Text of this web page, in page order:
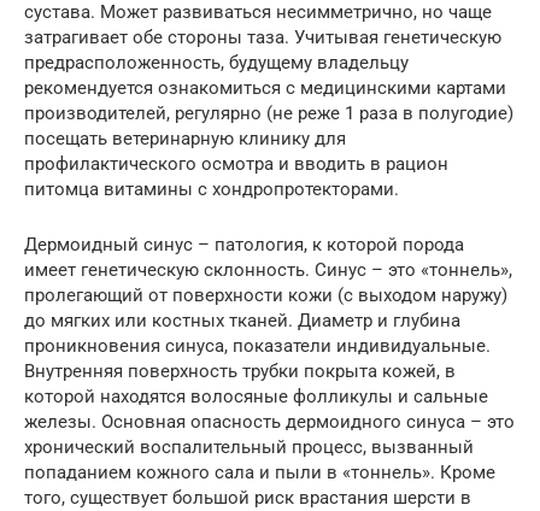
сустава. Может развиваться несимметрично, но чаще
затрагивает обе стороны таза. Учитывая генетическую
предрасположенность, будущему владельцу
рекомендуется ознакомиться с медицинскими картами
производителей, регулярно (не реже 1 раза в полугодие)
посещать ветеринарную клинику для
профилактического осмотра и вводить в рацион
питомца витамины с хондропротекторами.
Дермоидный синус – патология, к которой порода
имеет генетическую склонность. Синус – это «тоннель»,
пролегающий от поверхности кожи (с выходом наружу)
до мягких или костных тканей. Диаметр и глубина
проникновения синуса, показатели индивидуальные.
Внутренняя поверхность трубки покрыта кожей, в
которой находятся волосяные фолликулы и сальные
железы. Основная опасность дермоидного синуса – это
хронический воспалительный процесс, вызванный
попаданием кожного сала и пыли в «тоннель». Кроме
того, существует большой риск врастания шерсти в